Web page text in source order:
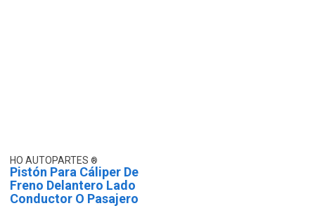
HO AUTOPARTES
Pistón Para Cáliper De
Freno Delantero Lado
Conductor O Pasajero